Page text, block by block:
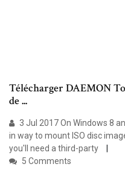
Télécharger DAEMON
de ...
3 Jul 2017 On Windows 8
in way to mount ISO disc
you'll need a third-party
5 Comments